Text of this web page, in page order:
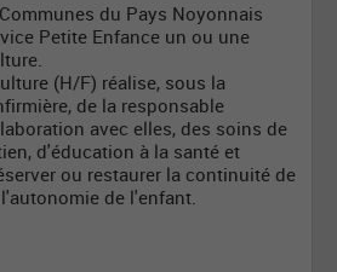
du Pays Noyonnais
Petite Enfance un ou une
(H/F) réalise, sous la
de la responsable
avec elles, des soins de
d'éducation à la santé et
ou restaurer la continuité de
de l'enfant.